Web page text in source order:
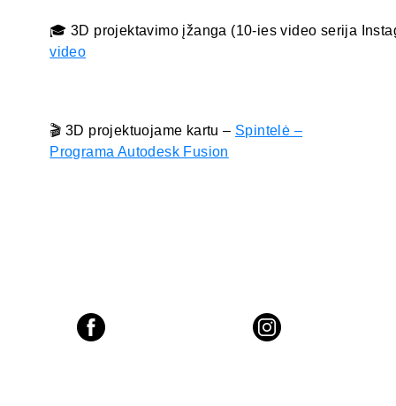
🎓 3D projektavimo įžanga (10-ies video serija
video
🎬 3D projektuojame kartu – Spintelė –
Programa Autodesk Fusion